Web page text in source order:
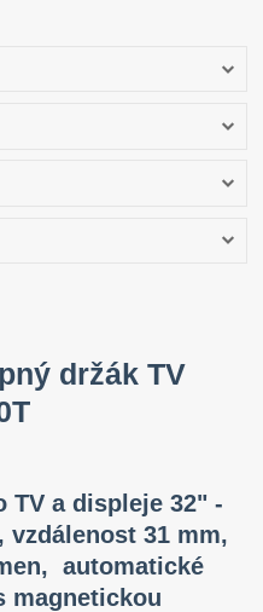
držák TV
TV a displeje 32" -
vzdálenost 31 mm,
automatické
magnetickou